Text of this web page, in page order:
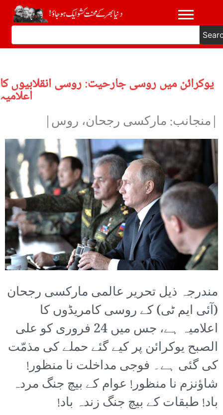
یوکرائن میں روسی جارحیت: روسی انقلابیوں کا
اعلامیہ
|منجانب: مارکسی رجحان، روس|
مندرجہ ذیل تحریر عالمی مارکسی رجحان
(آئی ایم ٹی) کے روسی کامریڈوں کا
اعلامیہ ہے، جس میں 24 فروری کو علی
الصبح یوکرائن پر کیے گئے حملے کی مذمّت
کی گئی ہے۔ فوجی مداخلت نا منظور!
شاؤنزم نا منظور! عوام کے بیچ جنگ مردہ
باد! طبقات کے بیچ جنگ زندہ باد!